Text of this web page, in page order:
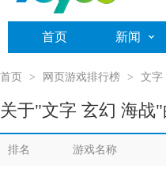
首页 新闻
首页 > 网页游戏排行榜 > 文字
关于"文字 玄幻 海战
排名 游戏名称